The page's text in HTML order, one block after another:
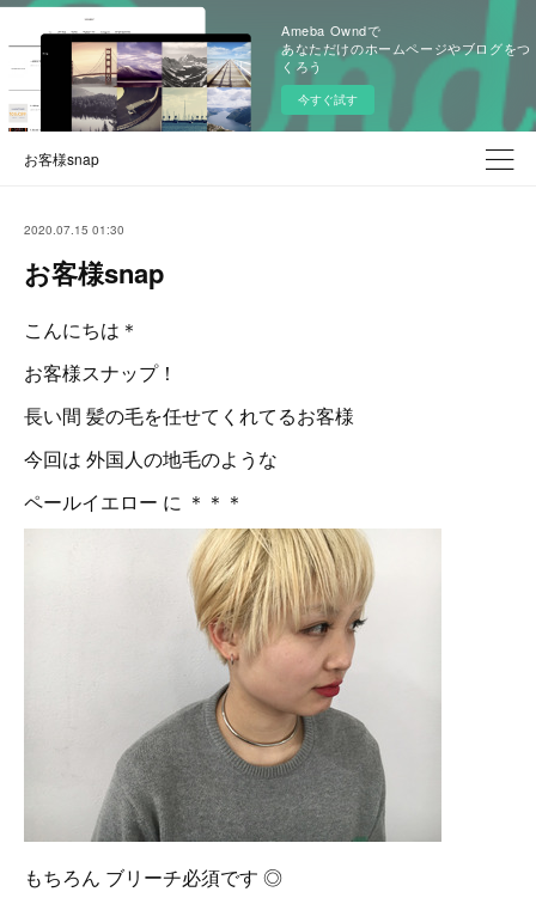
Ameba Owndで
あなただけのホームページやブログをつ
くろう
今すぐ試す
お客様snap
2020.07.15 01:30
お客様snap
こんにちは＊
お客様スナップ！
長い間 髪の毛を任せてくれてるお客様
今回は 外国人の地毛のような
ペールイエロー に ＊＊＊
もちろん ブリーチ必須です ◎